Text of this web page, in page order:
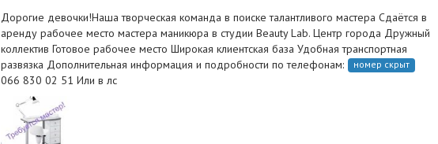
Дорогие девочки!Наша творческая команда в поиске талантливого мастера Сдаётся в
аренду рабочее место мастера маникюра в студии Beauty Lab. Центр города Дружный
коллектив Готовое рабочее место Широкая клиентская база Удобная транспортная
развязка Дополнительная информация и подробности по телефонам:
номер скрыт
066 830 02 51 Или в лс